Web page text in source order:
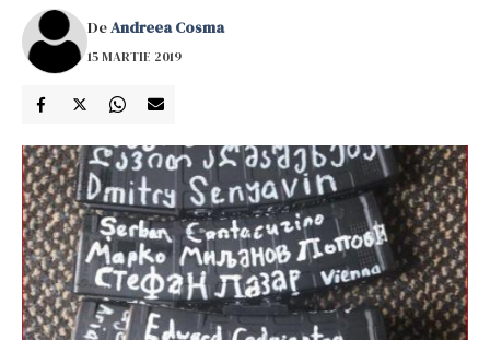
DeAndreea Cosma
15 MARTIE 2019